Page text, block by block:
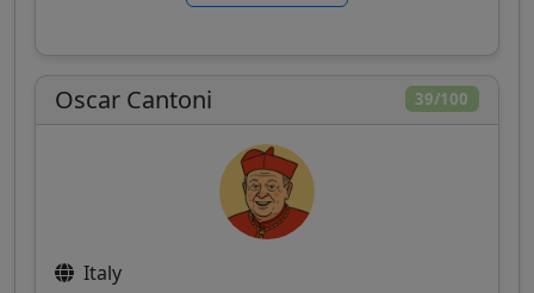
39/100
Oscar Cantoni
Italy